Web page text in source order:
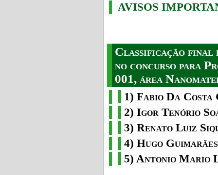
AVISOS
Classificação final
no concurso para
001, área
1) Fabio Da
2) Igor Tenório
3) Renato Luiz
4) Hugo
5) Antonio Mario